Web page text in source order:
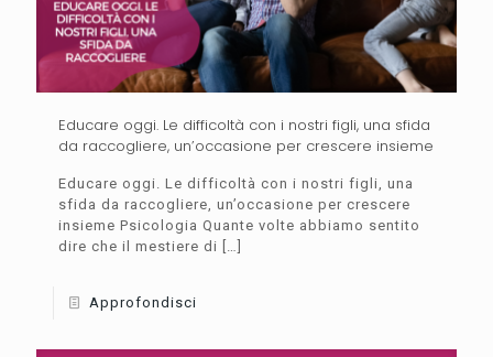
Educare oggi. Le difficoltà con i nostri figli, una sfida
da raccogliere, un’occasione per crescere insieme
Educare oggi. Le difficoltà con i nostri figli, una
sfida da raccogliere, un’occasione per crescere
insieme Psicologia Quante volte abbiamo sentito
dire che il mestiere di
[…]
Approfondisci